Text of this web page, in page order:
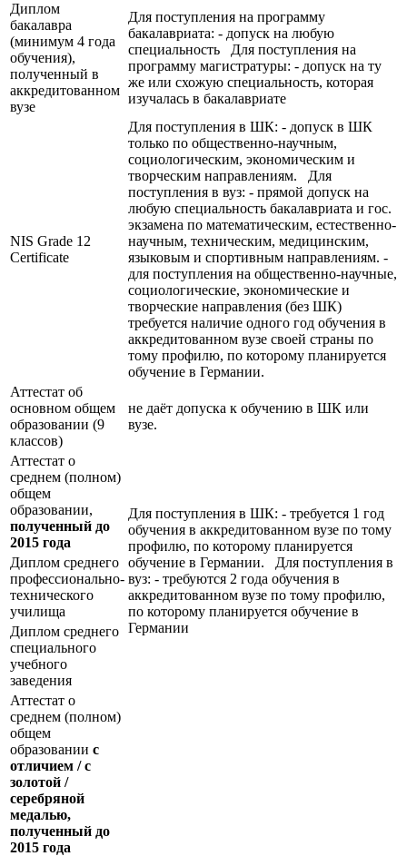
Диплом
бакалавра
(минимум 4 года
обучения),
полученный в
аккредитованном
вузе
Для поступления на программу
бакалавриата: - допуск на любую
специальность Для поступления на
программу магистратуры: - допуск на ту
же или схожую специальность, которая
изучалась в бакалавриате
NIS Grade 12
Certificate
Для поступления в ШК: - допуск в ШК
только по общественно-научным,
социологическим, экономическим и
творческим направлениям. Для
поступления в вуз: - прямой допуск на
любую специальность бакалавриата и гос.
экзамена по математическим, естественно-
научным, техническим, медицинским,
языковым и спортивным направлениям. -
для поступления на общественно-научные,
социологические, экономические и
творческие направления (без ШК)
требуется наличие одного год обучения в
аккредитованном вузе своей страны по
тому профилю, по которому планируется
обучение в Германии.
Аттестат об
основном общем
образовании (9
классов)
не даёт допуска к обучению в ШК или
вузе.
Аттестат о
среднем (полном)
общем
образовании,
полученный до
2015 года
Для поступления в ШК: - требуется 1 год
обучения в аккредитованном вузе по тому
профилю, по которому планируется
обучение в Германии. Для поступления в
вуз: - требуются 2 года обучения в
аккредитованном вузе по тому профилю,
по которому планируется обучение в
Германии
Диплом среднего
профессионально-
технического
училища
Диплом среднего
специального
учебного
заведения
Аттестат о
среднем (полном)
общем
образовании с
отличием / с
золотой /
серебряной
медалью,
полученный до
2015 года